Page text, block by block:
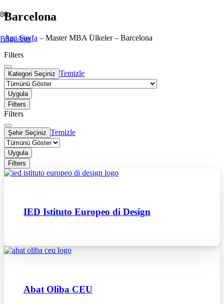
Bilgi Alın
Barcelona
Ana Sayfa – Master MBA Ülkeler– Barcelona
Filters
Kategori Seçiniz Temizle
Uygula
Filters
Filters
Şehir Seçiniz Temizle
Uygula
Filters
IED Istituto Europeo di Design
Abat Oliba CEU